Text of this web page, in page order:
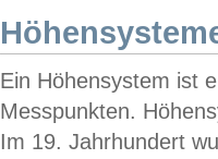
Ein Höhensystem ist
Messpunkten.
Im 19. Jahrhundert